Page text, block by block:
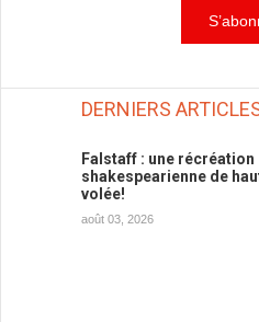
DERNIERS
Falstaff : une récréation
shakespearienne de
volée!
août 03, 2026